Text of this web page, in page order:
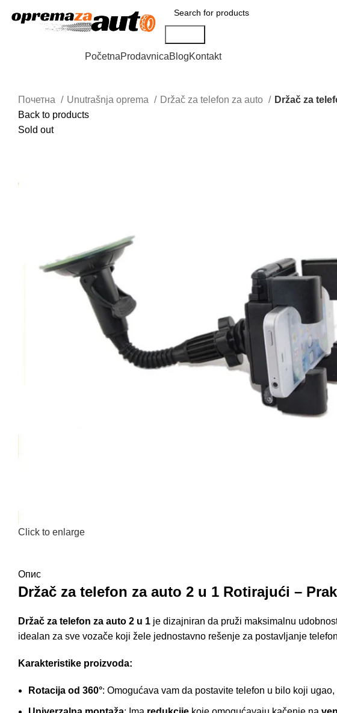
PočetnaProdavnicaBlogKontakt
Почетна Unutrašnja oprema Držač za telefon za auto
Držač za
Back to products
Sold out
Click to enlarge
Опис
Držač za telefon za auto 2 u 1 Rotirajući –
Držač za telefon za auto 2 u 1 je dizajniran da pruži maksimalnu
idealan za sve vozače koji žele jednostavno rešenje za postavljanje
Karakteristike proizvoda:
Rotacija od 360°: Omogućava vam da postavite telefon u bilo koji